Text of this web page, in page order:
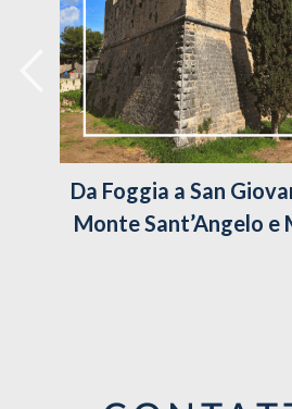
Da Foggia a San
Monte Sant’Angelo